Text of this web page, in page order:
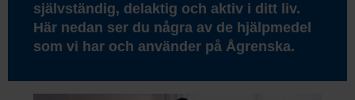
självständig, delaktig och aktiv i ditt liv.
Här nedan ser du några av de hjälpmedel
som vi har och använder på Ågrenska.